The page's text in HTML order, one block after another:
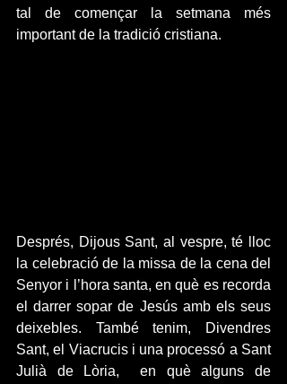
tal de començar la setmana més
important de la tradició cristiana.
Després, Dijous Sant, al vespre, té lloc
la celebració de la missa de la cena del
Senyor i l’hora santa, en què es recorda
el darrer sopar de Jesús amb els seus
deixebles. També tenim, Divendres
Sant, el Viacrucis i una processó a Sant
Julià de Lòria,  en què alguns de